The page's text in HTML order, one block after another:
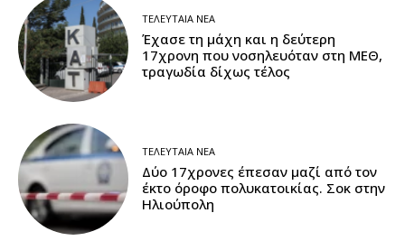
ΤΕΛΕΥΤΑΊΑ ΝΈΑ
Έχασε τη μάχη και η δεύτερη
17χρονη που νοσηλευόταν στη ΜΕΘ,
τραγωδία δίχως τέλος
ΤΕΛΕΥΤΑΊΑ ΝΈΑ
Δύο 17χρονες έπεσαν μαζί από τον
έκτο όροφο πολυκατοικίας. Σοκ στην
Ηλιούπολη